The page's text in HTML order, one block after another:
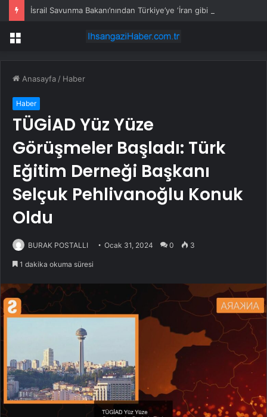
Menü
Anasayfa / Haber
Haber
TÜGİAD Yüz Yüze
Görüşmeler Başladı: Türk
Eğitim Derneği Başkanı
Selçuk Pehlivanoğlu Konuk
Oldu
BURAK POSTALLI Ocak 31, 2024 0 3
1 dakika okuma süresi